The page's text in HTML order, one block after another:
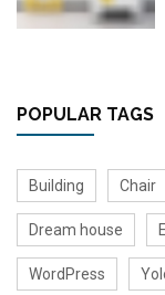
POPULAR TAGS
Building Chair
Dream house
WordPress